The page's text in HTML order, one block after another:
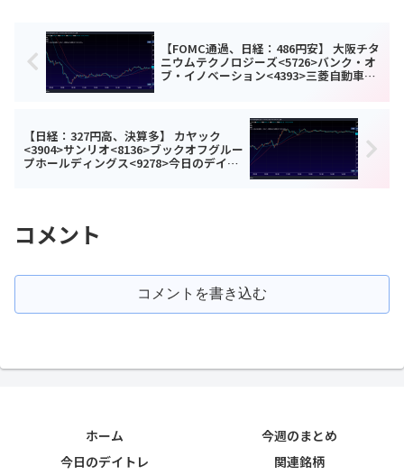
【FOMC通過、日経：486円安】 大阪チタ
ニウムテクノロジーズ<5726>バンク・オ
ブ・イノベーション<4393>三菱自動車工
【日経：327円高、決算多】 カヤック
<3904>サンリオ<8136>ブックオフグルー
プホールディングス<9278>今日のデイト
コメント
コメントを書き込む
ホーム
今週のまとめ
今日のデイトレ
関連銘柄